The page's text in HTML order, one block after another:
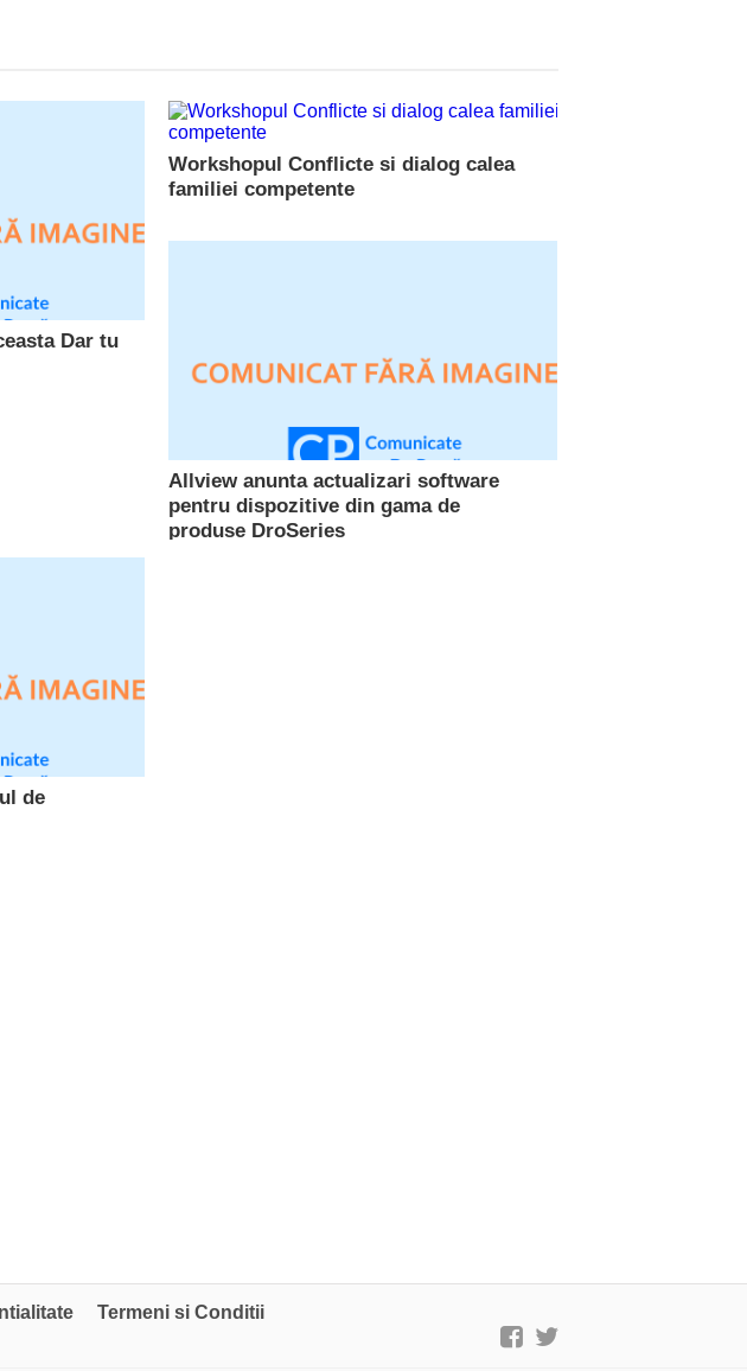
Dar tu
Workshopul Conflicte si dialog calea
familiei competente
Allview anunta actualizari software
pentru dispozitive din gama de
produse DroSeries
de
Termeni si Conditii